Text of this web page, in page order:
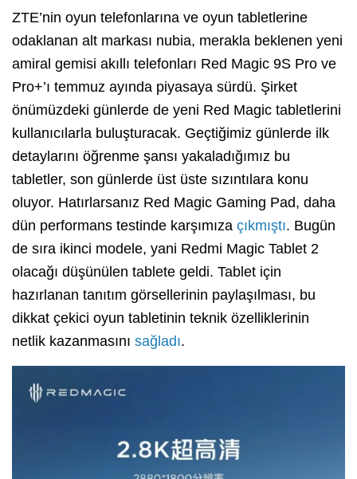
ZTE’nin oyun telefonlarına ve oyun tabletlerine
odaklanan alt markası nubia, merakla beklenen yeni
amiral gemisi akıllı telefonları Red Magic 9S Pro ve
Pro+’ı temmuz ayında piyasaya sürdü. Şirket
önümüzdeki günlerde de yeni Red Magic tabletlerini
kullanıcılarla buluşturacak. Geçtiğimiz günlerde ilk
detaylarını öğrenme şansı yakaladığımız bu
tabletler, son günlerde üst üste sızıntılara konu
oluyor. Hatırlarsanız Red Magic Gaming Pad, daha
dün performans testinde karşımıza çıkmıştı. Bugün
de sıra ikinci modele, yani Redmi Magic Tablet 2
olacağı düşünülen tablete geldi. Tablet için
hazırlanan tanıtım görsellerinin paylaşılması, bu
dikkat çekici oyun tabletinin teknik özelliklerinin
netlik kazanmasını sağladı.